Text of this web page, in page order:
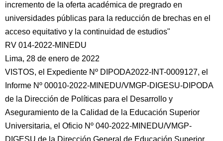
incremento de la oferta académica de pregrado en
universidades públicas para la reducción de brechas en el
acceso equitativo y la continuidad de estudios"
RV 014-2022-MINEDU
Lima, 28 de enero de 2022
VISTOS, el Expediente Nº DIPODA2022-INT-0009127, el
Informe Nº 00010-2022-MINEDU/VMGP-DIGESU-DIPODA
de la Dirección de Políticas para el Desarrollo y
Aseguramiento de la Calidad de la Educación Superior
Universitaria, el Oficio Nº 040-2022-MINEDU/VMGP-
DIGESU de la Dirección General de Educación Superior